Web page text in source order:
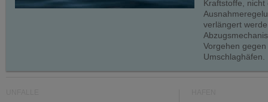
Kraftstoffe, nicht
verlängert
Vorgehen
Umschlaghäfen.